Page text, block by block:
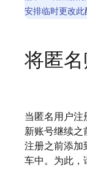
安排临时更改此
将匿
当匿名用户注
新账号继续之
注册之前添加
车中。为此，